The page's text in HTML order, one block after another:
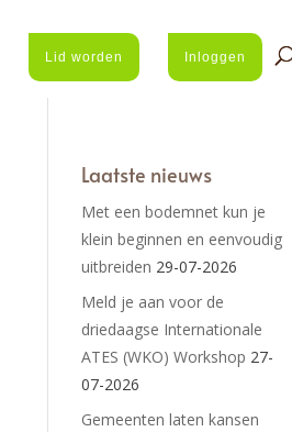
Lid worden Inloggen
Laatste nieuws
Met een bodemnet kun je
klein beginnen en eenvoudig
uitbreiden 29-07-2026
Meld je aan voor de
driedaagse Internationale
ATES (WKO) Workshop 27-
07-2026
Gemeenten laten kansen